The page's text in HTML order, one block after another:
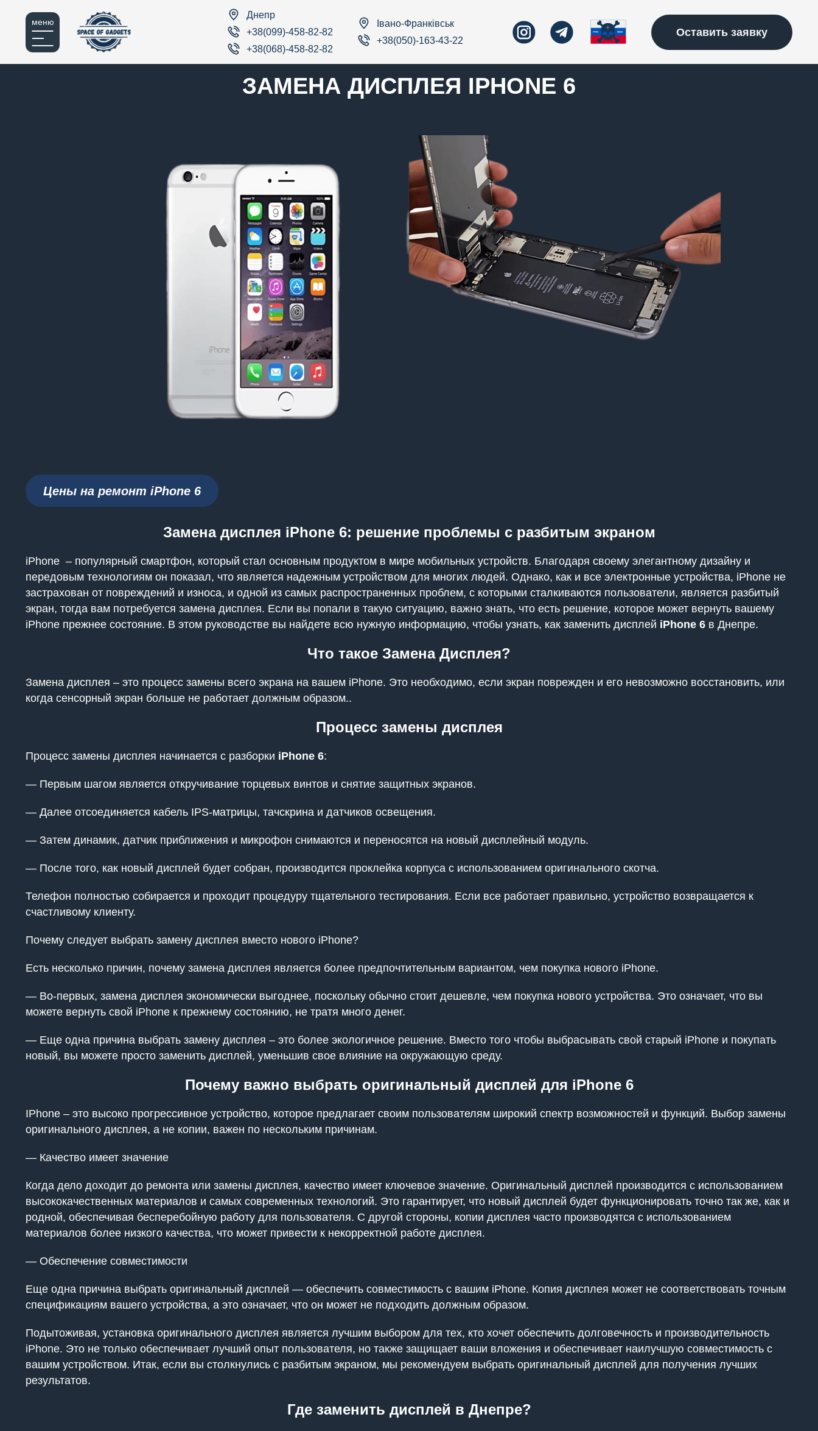
меню
Днепр
+38(099)-458-82-82
+38(068)-458-82-82
Івано-Франківськ
+38(050)-163-43-22
Оставить заявку
ЗАМЕНА ДИСПЛЕЯ IPHONE 6
Цены на ремонт iPhone 6
Замена дисплея iPhone 6: решение проблемы с разбитым экраном
iPhone – популярный смартфон, который стал основным продуктом в мире мобильных устройств. Благодаря своему элегантному дизайну и
передовым технологиям он показал, что является надежным устройством для многих людей. Однако, как и все электронные устройства, iPhone не
застрахован от повреждений и износа, и одной из самых распространенных проблем, с которыми сталкиваются пользователи, является разбитый
экран, тогда вам потребуется замена дисплея. Если вы попали в такую ситуацию, важно знать, что есть решение, которое может вернуть вашему
iPhone прежнее состояние. В этом руководстве вы найдете всю нужную информацию, чтобы узнать, как заменить дисплей iPhone 6 в Днепре.
Что такое Замена Дисплея?
Замена дисплея – это процесс замены всего экрана на вашем iPhone. Это необходимо, если экран поврежден и его невозможно восстановить, или
когда сенсорный экран больше не работает должным образом..
Процесс замены дисплея
Процесс замены дисплея начинается с разборки iPhone 6:
— Первым шагом является откручивание торцевых винтов и снятие защитных экранов.
— Далее отсоединяется кабель IPS-матрицы, тачскрина и датчиков освещения.
— Затем динамик, датчик приближения и микрофон снимаются и переносятся на новый дисплейный модуль.
— После того, как новый дисплей будет собран, производится проклейка корпуса с использованием оригинального скотча.
Телефон полностью собирается и проходит процедуру тщательного тестирования. Если все работает правильно, устройство возвращается к
счастливому клиенту.
Почему следует выбрать замену дисплея вместо нового iPhone?
Есть несколько причин, почему замена дисплея является более предпочтительным вариантом, чем покупка нового iPhone.
— Во-первых, замена дисплея экономически выгоднее, поскольку обычно стоит дешевле, чем покупка нового устройства. Это означает, что вы
можете вернуть свой iPhone к прежнему состоянию, не тратя много денег.
— Еще одна причина выбрать замену дисплея – это более экологичное решение. Вместо того чтобы выбрасывать свой старый iPhone и покупать
новый, вы можете просто заменить дисплей, уменьшив свое влияние на окружающую среду.
Почему важно выбрать оригинальный дисплей для iPhone 6
IPhone – это высоко прогрессивное устройство, которое предлагает своим пользователям широкий спектр возможностей и функций. Выбор замены
оригинального дисплея, а не копии, важен по нескольким причинам.
— Качество имеет значение
Когда дело доходит до ремонта или замены дисплея, качество имеет ключевое значение. Оригинальный дисплей производится с использованием
высококачественных материалов и самых современных технологий. Это гарантирует, что новый дисплей будет функционировать точно так же, как и
родной, обеспечивая бесперебойную работу для пользователя. С другой стороны, копии дисплея часто производятся с использованием
материалов более низкого качества, что может привести к некорректной работе дисплея.
— Обеспечение совместимости
Еще одна причина выбрать оригинальный дисплей — обеспечить совместимость с вашим iPhone. Копия дисплея может не соответствовать точным
спецификациям вашего устройства, а это означает, что он может не подходить должным образом.
Подытоживая, установка оригинального дисплея является лучшим выбором для тех, кто хочет обеспечить долговечность и производительность
iPhone. Это не только обеспечивает лучший опыт пользователя, но также защищает ваши вложения и обеспечивает наилучшую совместимость с
вашим устройством. Итак, если вы столкнулись с разбитым экраном, мы рекомендуем выбрать оригинальный дисплей для получения лучших
результатов.
Где заменить дисплей в Днепре?